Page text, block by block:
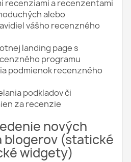
recenziami a recenzentami
alebo
vášho recenzného
landing page s
programu
podmienok recenzného
podkladov či
za recenzie
nových
blogerov (statické
widgety)